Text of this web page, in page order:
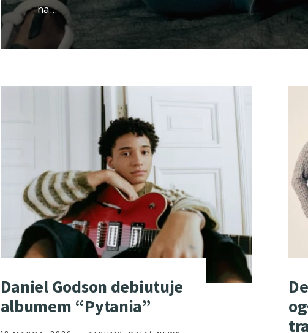
na...
Daniel Godson debiutuje
albumem “Pytania”